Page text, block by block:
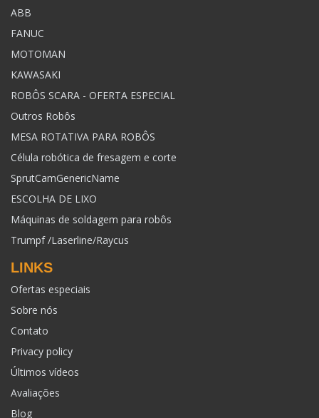
ABB
FANUC
MOTOMAN
KAWASAKI
ROBÔS SCARA - OFERTA ESPECIAL
Outros Robôs
MESA ROTATIVA PARA ROBÔS
Célula robótica de fresagem e corte
SprutCamGenericName
ESCOLHA DE LIXO
Máquinas de soldagem para robôs
Trumpf /Laserline/Raycus
LINKS
Ofertas especiais
Sobre nós
Contato
Privacy policy
Últimos vídeos
Avaliações
Blog